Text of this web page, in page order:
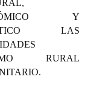
Y
LAS
RURAL